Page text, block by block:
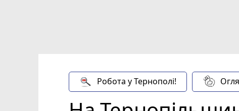
Робота у Тернополі!